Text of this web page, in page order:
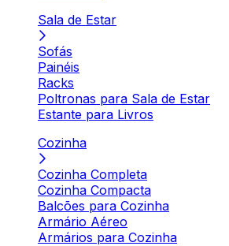
Sala de Estar
Sofás
Painéis
Racks
Poltronas para Sala de Estar
Estante para Livros
Cozinha
Cozinha Completa
Cozinha Compacta
Balcões para Cozinha
Armário Aéreo
Armários para Cozinha